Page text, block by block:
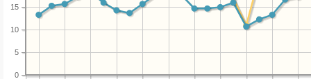
0
5
10
15